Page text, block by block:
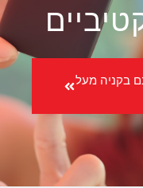
בקניה מעל